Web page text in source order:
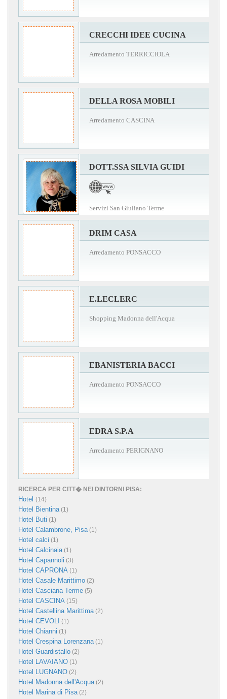
CRECCHI IDEE CUCINA
Arredamento TERRICCIOLA
DELLA ROSA MOBILI
Arredamento CASCINA
DOTT.SSA SILVIA GUIDI
Servizi San Giuliano Terme
DRIM CASA
Arredamento PONSACCO
E.LECLERC
Shopping Madonna dell'Acqua
EBANISTERIA BACCI
Arredamento PONSACCO
EDRA S.P.A
Arredamento PERIGNANO
RICERCA PER CITT� NEI DINTORNI PISA:
Hotel (14)
Hotel Bientina(1)
Hotel Buti (1)
Hotel Calambrone, Pisa(1)
Hotel calci (1)
Hotel Calcinaia(1)
Hotel Capannoli (3)
Hotel CAPRONA (1)
Hotel Casale Marittimo (2)
Hotel Casciana Terme (5)
Hotel CASCINA (15)
Hotel Castellina Marittima(2)
Hotel CEVOLI (1)
Hotel Chianni (1)
Hotel Crespina Lorenzana(1)
Hotel Guardistallo (2)
Hotel LAVAIANO (1)
Hotel LUGNANO (2)
Hotel Madonna dell'Acqua(2)
Hotel Marina di Pisa(2)